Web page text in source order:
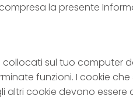
la presente
sul tuo computer
funzioni. I cookie
altri cookie devono